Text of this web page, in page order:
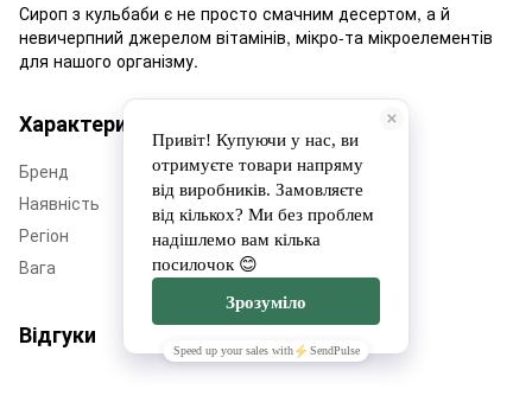
Сироп з кульбаби є не просто смачним десертом, а й
невичерпний джерелом вітамінів, мікро-та мікроелементів
для нашого організму.
Характеристики
Бренд
Довбуш
Наявність
Немає в наявності
Регіон
Львівщина
Вага
300
Відгуки